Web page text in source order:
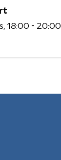
18:00 - 20:00